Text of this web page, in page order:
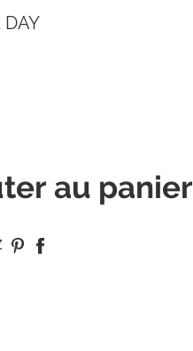
DAY
au panier